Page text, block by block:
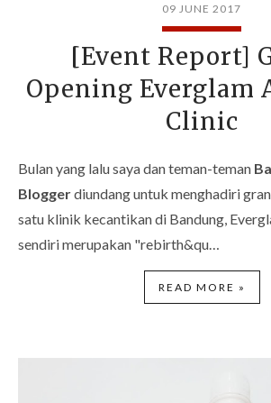
09 JUNE 2017
[Event Report]
Opening Everglam
Clinic
Bulan yang lalu saya dan teman-teman
Bloggerdiundang untuk menghadiri
satu klinik kecantikan di Bandung,
sendiri merupakan "rebirth&qu…
READ MORE »